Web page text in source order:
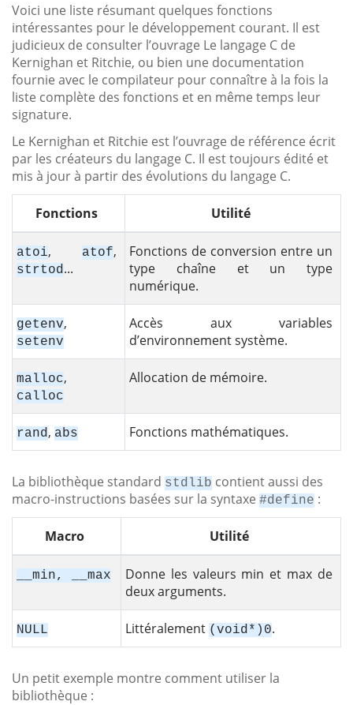
Voici une liste résumant quelques fonctions
intéressantes pour le développement courant. Il est
judicieux de consulter l’ouvrage Le langage C de
Kernighan et Ritchie, ou bien une documentation
fournie avec le compilateur pour connaître à la fois la
liste complète des fonctions et en même temps leur
signature.
Le Kernighan et Ritchie est l’ouvrage de référence écrit
par les créateurs du langage C. Il est toujours édité et
mis à jour à partir des évolutions du langage C.
Fonctions Utilité
atoi, atof,
strtod...
Fonctions de conversion entre un
type chaîne et un type
numérique.
getenv,
setenv
Accès aux variables
d’environnement système.
malloc,
calloc
Allocation de mémoire.
rand, abs Fonctions mathématiques.
La bibliothèque standard stdlib contient aussi des
macro-instructions basées sur la syntaxe #define :
Macro Utilité
__min, __max
Donne les valeurs min et max de
deux arguments.
NULL Littéralement (void*)0.
Un petit exemple montre comment utiliser la
bibliothèque :